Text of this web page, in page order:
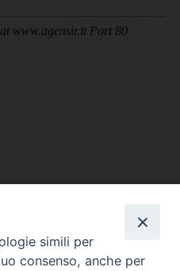
DI ALBANO
- Fax.: 06.9323844
simili per
consenso, anche per